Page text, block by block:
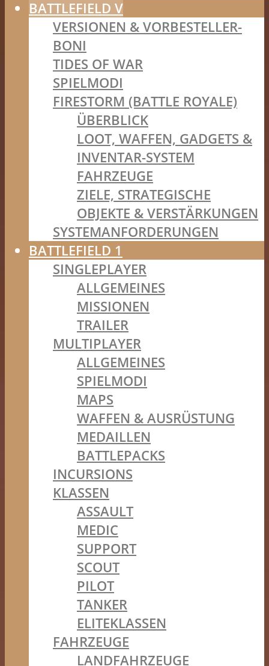
BATTLEFIELD V
VERSIONEN & VORBESTELLER-
BONI
TIDES OF WAR
SPIELMODI
FIRESTORM (BATTLE ROYALE)
ÜBERBLICK
LOOT, WAFFEN, GADGETS &
INVENTAR-SYSTEM
FAHRZEUGE
ZIELE, STRATEGISCHE
OBJEKTE & VERSTÄRKUNGEN
SYSTEMANFORDERUNGEN
BATTLEFIELD 1
SINGLEPLAYER
ALLGEMEINES
MISSIONEN
TRAILER
MULTIPLAYER
ALLGEMEINES
SPIELMODI
MAPS
WAFFEN & AUSRÜSTUNG
MEDAILLEN
BATTLEPACKS
INCURSIONS
KLASSEN
ASSAULT
MEDIC
SUPPORT
SCOUT
PILOT
TANKER
ELITEKLASSEN
FAHRZEUGE
LANDFAHRZEUGE